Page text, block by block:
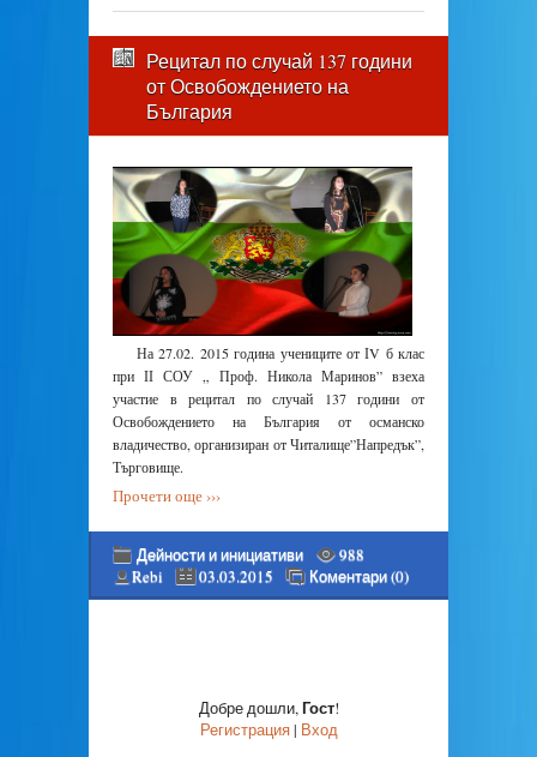
Рецитал по случай 137 години
от Освобождението на
България
На 27.02. 2015 година учениците от ІV б клас
при ІІ СОУ „ Проф. Никола Маринов” взеха
участие в рецитал по случай 137 години от
Освобождението на България от османско
владичество, организиран от Читалище”Напредък”,
Търговище.
Прочети още ›››
Дейности и инициативи
988
Rebi
03.03.2015 Коментари (0)
Добре дошли,Гост!
Регистрация| Вход